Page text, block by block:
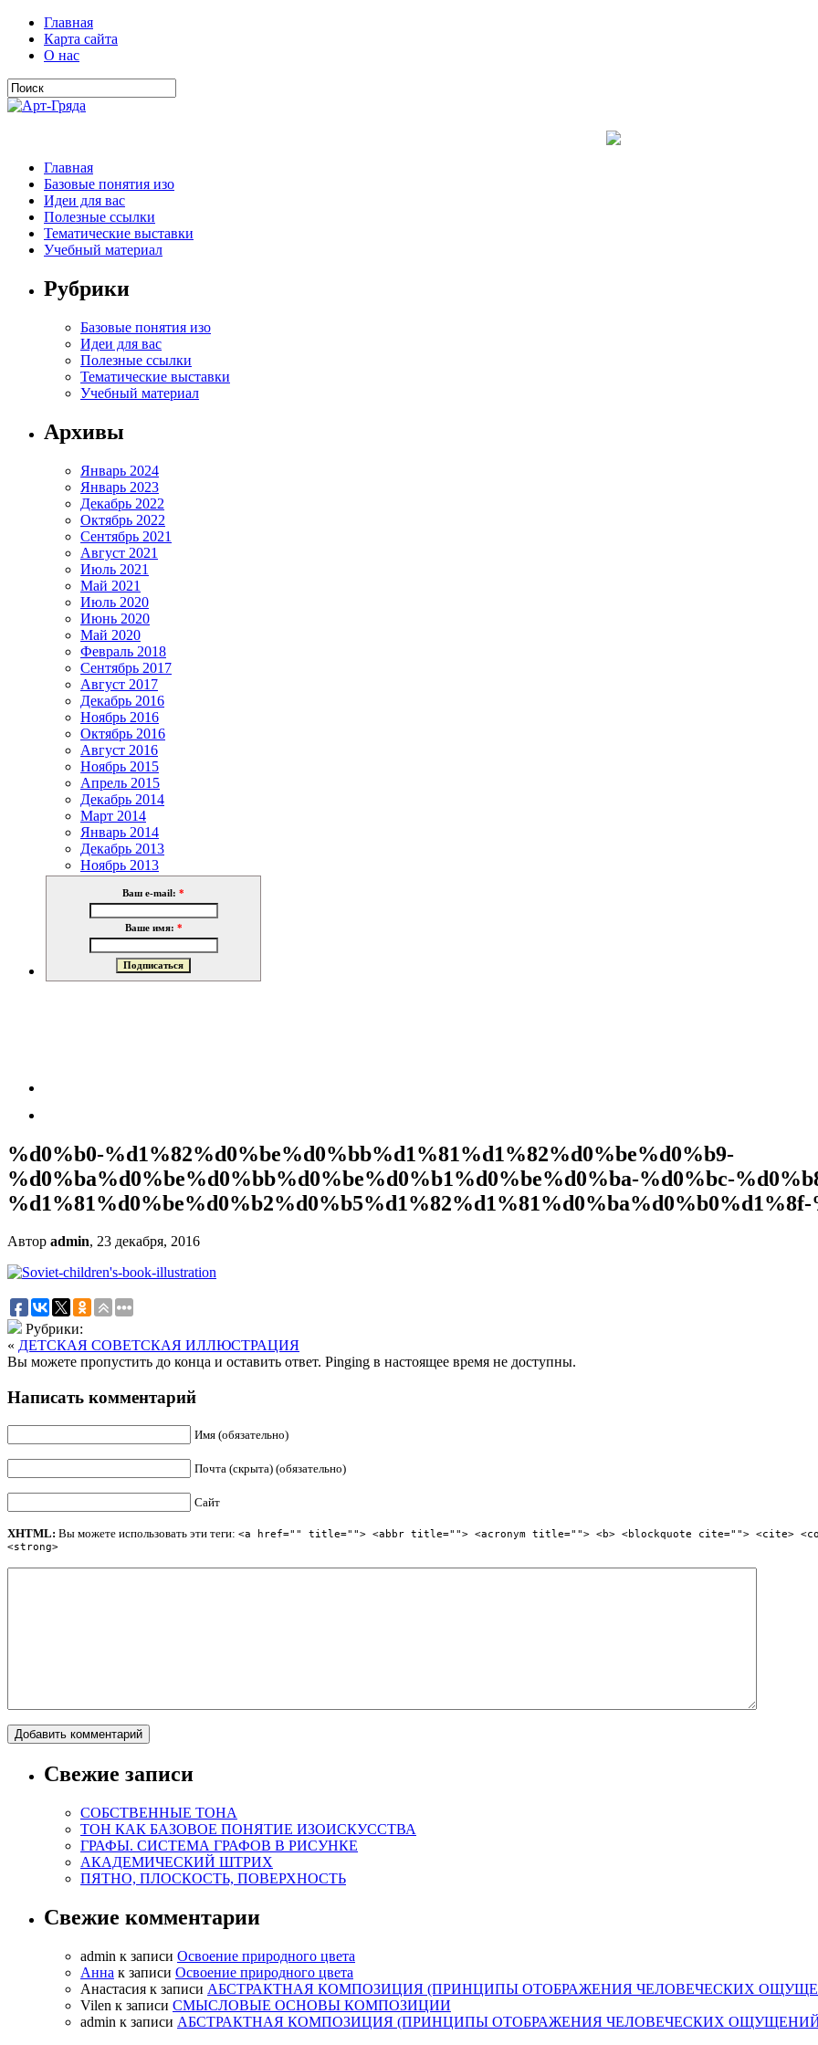
Главная
Карта сайта
О нас
Главная
Базовые понятия изо
Идеи для вас
Полезные ссылки
Тематические выставки
Учебный материал
Рубрики
Базовые понятия изо
Идеи для вас
Полезные ссылки
Тематические выставки
Учебный материал
Архивы
Январь 2024
Январь 2023
Декабрь 2022
Октябрь 2022
Сентябрь 2021
Август 2021
Июль 2021
Май 2021
Июль 2020
Июнь 2020
Май 2020
Февраль 2018
Сентябрь 2017
Август 2017
Декабрь 2016
Ноябрь 2016
Октябрь 2016
Август 2016
Ноябрь 2015
Апрель 2015
Декабрь 2014
Март 2014
Январь 2014
Декабрь 2013
Ноябрь 2013
Ваш e-mail: *
Ваше имя: *
%d0%b0-%d1%82%d0%be%d0%bb%d1%81%d1%82%d0%be%d0%b9-
%d0%ba%d0%be%d0%bb%d0%be%d0%b1%d0%be%d0%ba-%d0%bc-
%d1%81%d0%be%d0%b2%d0%b5%d1%82%d1%81%d0%ba%d0%b0%d1%8f-
Автор admin, 23 декабря, 2016
Рубрики:
« ДЕТСКАЯ СОВЕТСКАЯ ИЛЛЮСТРАЦИЯ
Вы можете пропустить до конца и оставить ответ. Pinging в настоящее время не доступны.
Написать комментарий
Имя (обязательно)
Почта (скрыта) (обязательно)
Сайт
XHTML: Вы можете использовать эти теги: <a href="" title=""> <abbr title=""> <acronym title=""> <b> <blockquote cite=""> <cite>
<strong>
Свежие записи
СОБСТВЕННЫЕ ТОНА
ТОН КАК БАЗОВОЕ ПОНЯТИЕ ИЗОИСКУССТВА
ГРАФЫ. СИСТЕМА ГРАФОВ В РИСУНКЕ
АКАДЕМИЧЕСКИЙ ШТРИХ
ПЯТНО, ПЛОСКОСТЬ, ПОВЕРХНОСТЬ
Свежие комментарии
admin к записи Освоение природного цвета
Анна к записи Освоение природного цвета
Анастасия к записи АБСТРАКТНАЯ КОМПОЗИЦИЯ (ПРИНЦИПЫ ОТОБРАЖЕНИЯ ЧЕЛОВЕЧЕСКИХ
Vilen к записи СМЫСЛОВЫЕ ОСНОВЫ КОМПОЗИЦИИ
admin к записи АБСТРАКТНАЯ КОМПОЗИЦИЯ (ПРИНЦИПЫ ОТОБРАЖЕНИЯ ЧЕЛОВЕЧЕСКИХ